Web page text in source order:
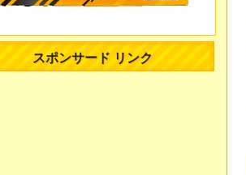
スポンサード リンク